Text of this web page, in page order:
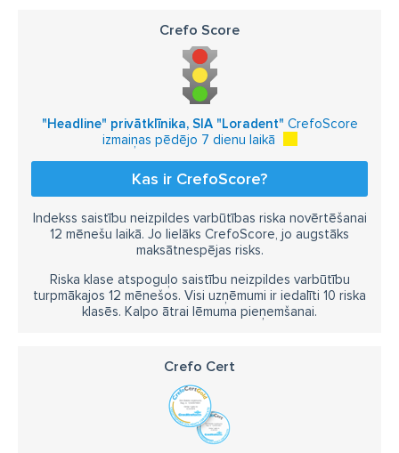
Crefo Score
"Headline" privātklīnika, SIA "Loradent" CrefoScore
izmaiņas pēdējo 7 dienu laikā
Kas ir CrefoScore?
Indekss saistību neizpildes varbūtības riska novērtēšanai
12 mēnešu laikā. Jo lielāks CrefoScore, jo augstāks
maksātnespējas risks.
Riska klase atspoguļo saistību neizpildes varbūtību
turpmākajos 12 mēnešos. Visi uzņēmumi ir iedalīti 10 riska
klasēs. Kalpo ātrai lēmuma pieņemšanai.
Crefo Cert